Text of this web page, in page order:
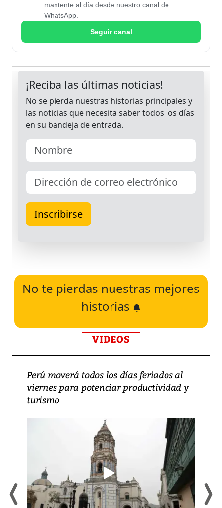
mantente al día desde nuestro canal de
WhatsApp.
Seguir canal
No te pierdas nuestras mejores
historias
VIDEOS
Perú moverá todos los días feriados al
viernes para potenciar productividad y
turismo